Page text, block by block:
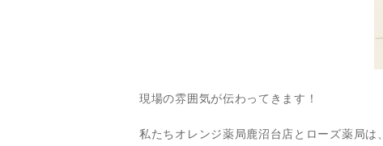
現場の雰囲気が伝わってきます！
私たちオレンジ薬局鹿沼台店とローズ薬局